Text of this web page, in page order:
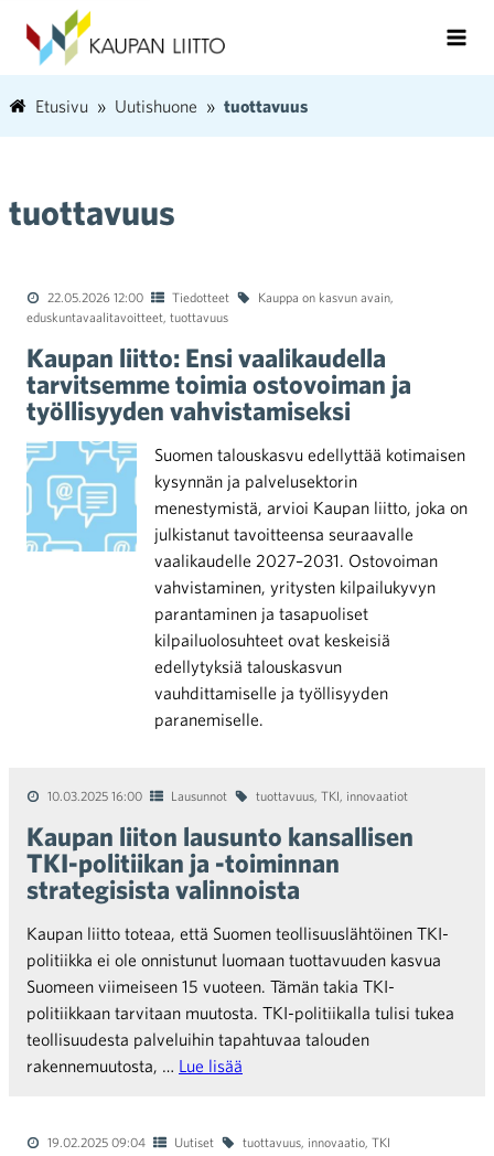
Etusivu Uutishuone tuottavuus
tuottavuus
22.05.2026 12:00 Tiedotteet Kauppa on kasvun avain,
eduskuntavaalitavoitteet, tuottavuus
Kaupan liitto: Ensi vaalikaudella
tarvitsemme toimia ostovoiman ja
työllisyyden vahvistamiseksi
Suomen talouskasvu edellyttää kotimaisen
kysynnän ja palvelusektorin
menestymistä, arvioi Kaupan liitto, joka on
julkistanut tavoitteensa seuraavalle
vaalikaudelle 2027–2031. Ostovoiman
vahvistaminen, yritysten kilpailukyvyn
parantaminen ja tasapuoliset
kilpailuolosuhteet ovat keskeisiä
edellytyksiä talouskasvun
vauhdittamiselle ja työllisyyden
paranemiselle.
10.03.2025 16:00 Lausunnot tuottavuus, TKI, innovaatiot
Kaupan liiton lausunto kansallisen
TKI-politiikan ja -toiminnan
strategisista valinnoista
Kaupan liitto toteaa, että Suomen teollisuuslähtöinen TKI-
politiikka ei ole onnistunut luomaan tuottavuuden kasvua
Suomeen viimeiseen 15 vuoteen. Tämän takia TKI-
politiikkaan tarvitaan muutosta. TKI-politiikalla tulisi tukea
teollisuudesta palveluihin tapahtuvaa talouden
rakennemuutosta, … Lue lisää
19.02.2025 09:04 Uutiset tuottavuus, innovaatio, TKI